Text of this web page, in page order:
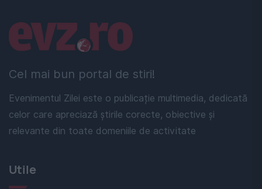
Cel mai bun portal de stiri!
Evenimentul Zilei este o publicație multimedia, dedicată
celor care apreciază știrile corecte, obiective și
relevante din toate domeniile de activitate
Linkuri utile
Utile